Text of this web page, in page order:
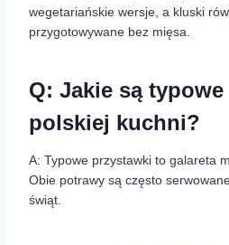
wegetariańskie wersje, a kluski
przygotowywane bez mięsa.
Q: Jakie są
polskiej kuchni?
A: Typowe przystawki to galareta
Obie potrawy są często
świąt.